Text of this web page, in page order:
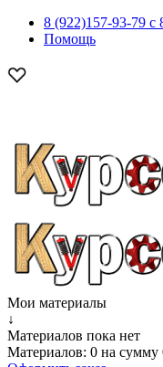
8 (922)157-93-79 c
Помощь
Мои материалы
↓
Материалов пока нет
Материалов: 0 на сумму